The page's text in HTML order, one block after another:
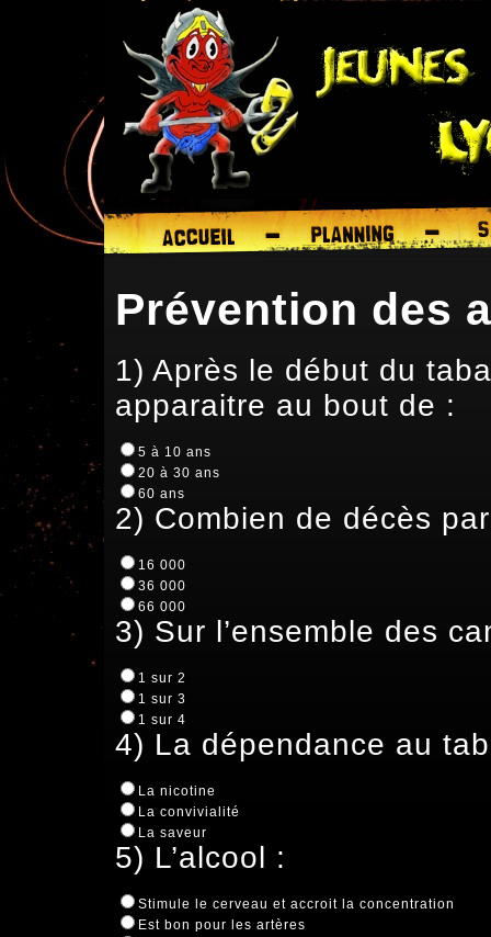
Prévention des
1) Après le début du
apparaitre au bout de :
5 à 10 ans
20 à 30 ans
60 ans
2) Combien de décès
16 000
36 000
66 000
3) Sur l’ensemble des
1 sur 2
1 sur 3
1 sur 4
4) La dépendance au
La nicotine
La convivialité
La saveur
5) L’alcool :
Stimule le cerveau et accroit la concentration
Est bon pour les artères